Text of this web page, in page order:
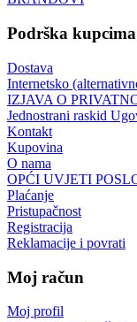
Podrška kupcima
Dostava
Internetsko
IZJAVA O
Jednostrani raskid
Kontakt
Kupovina
O nama
OPĆI UVJETI
Plaćanje
Pristupačnost
Registracija
Reklamacije i povrati
Moj račun
Moj profil